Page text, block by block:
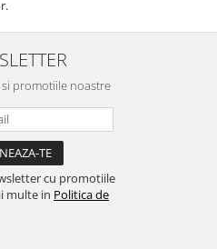
promotiile noastre
cu promotiile
multe in Politica de